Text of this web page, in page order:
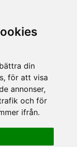
din
för att visa
annonser,
och för
ifrån.